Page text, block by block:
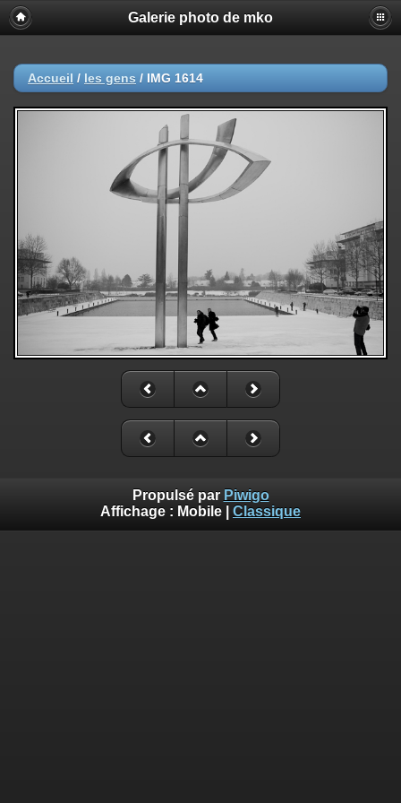
Galerie photo de mko
Accueil / les gens / IMG 1614
Propulsé par Piwigo
Affichage : Mobile Classique